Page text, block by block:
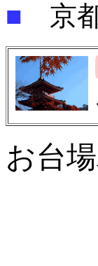
■ 京
お台